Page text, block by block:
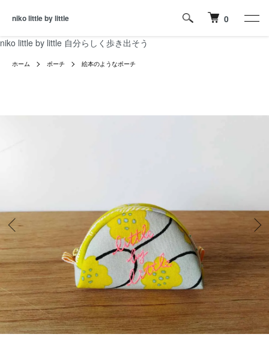
niko little by little 自分らしく歩き出そう
niko little by little 0
ホーム ポーチ 絵本のようなポーチ